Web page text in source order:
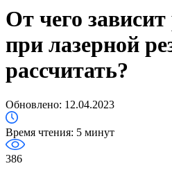
От чего зависит
при лазерной
рассчитать?
Обновлено: 12.04.2023
Время чтения: 5 минут
386